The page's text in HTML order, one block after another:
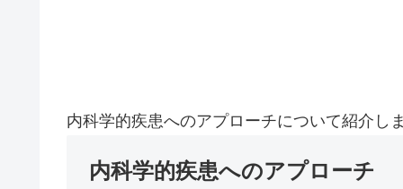
内科学的疾患へのアプローチについて紹介しま
内科学的疾患へのアプローチ